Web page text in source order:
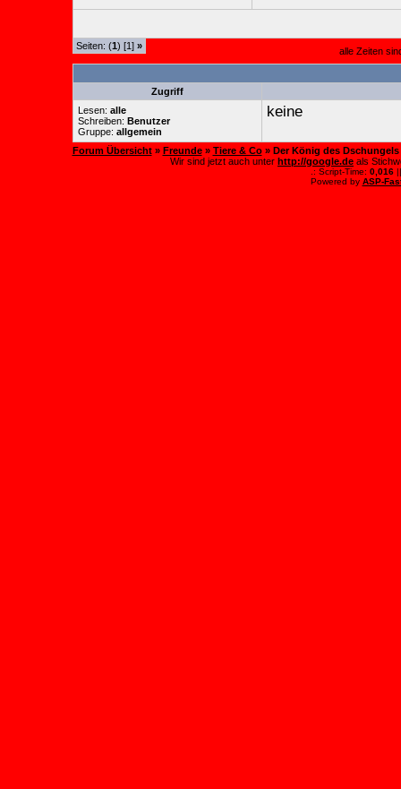
Seiten: (1) [1] » alle Zeiten
Zugriff
Lesen: alle
Schreiben: Benutzer
Gruppe: allgemein
keine
Forum Übersicht » Freunde » Tiere & Co » Der König des Dschungels
Wir sind jetzt auch unter http://google.de als
.: Script-Time: 0,016||
Powered by ASP-